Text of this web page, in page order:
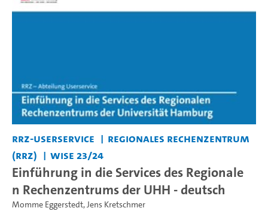
RRZ-Userservice
Regionales Rechenzentrum
(RRZ)
WiSe 23/24
Einführung in die Services des Regionale
n Rechenzentrums der UHH - deutsch
Momme Eggerstedt,Jens Kretschmer